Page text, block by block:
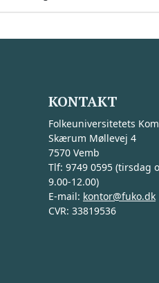
KONTAKT
Folkeuniversitetets
Skærum Møllevej 4
7570 Vemb
Tlf: 9749 0595 (tirsdag
9.00-12.00)
E-mail: kontor@fuko.dk
CVR: 33819536